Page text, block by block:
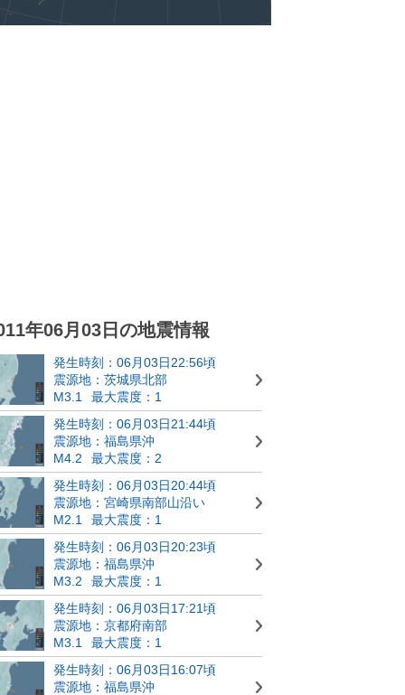
年06月03日の地震情報
発生時刻：06月03日22:56頃
震源地：茨城県北部
M3.1
最大震度：1
発生時刻：06月03日21:44頃
震源地：福島県沖
M4.2
最大震度：2
発生時刻：06月03日20:44頃
震源地：宮崎県南部山沿い
M2.1
最大震度：1
発生時刻：06月03日20:23頃
震源地：福島県沖
M3.2
最大震度：1
発生時刻：06月03日17:21頃
震源地：京都府南部
M3.1
最大震度：1
発生時刻：06月03日16:07頃
震源地：福島県沖